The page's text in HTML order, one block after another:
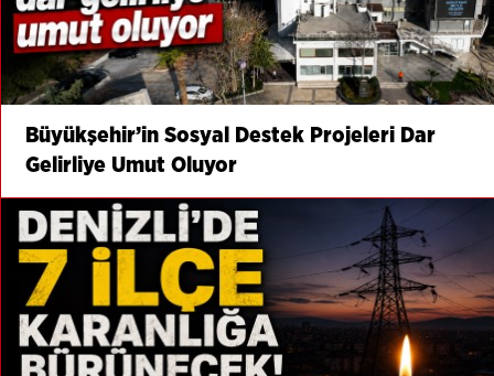
Büyükşehir’in Sosyal Destek Projeleri Dar
Gelirliye Umut Oluyor